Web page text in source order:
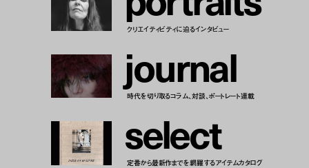
クリエイティビティに迫るインタビュー
journal
時代を切り取るコラム、対談、ポートレート連載
select
定番から最新作までを網羅するアイテムカタログ